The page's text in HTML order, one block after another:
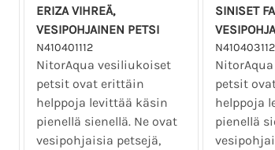
ERIZA VIHREÄ,
VESIPOHJAINEN PETSI
N410401112
NitorAqua vesiliukoiset
petsit ovat erittäin
helppoja levittää käsin
pienellä sienellä. Ne ovat
vesipohjaisia petsejä,
SINISET
N410403112
petsit
helppoja
pienellä